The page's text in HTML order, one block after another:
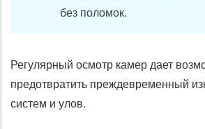
без поломок.
Регулярный осмотр камер дает
предотвратить преждевременный
систем и улов.